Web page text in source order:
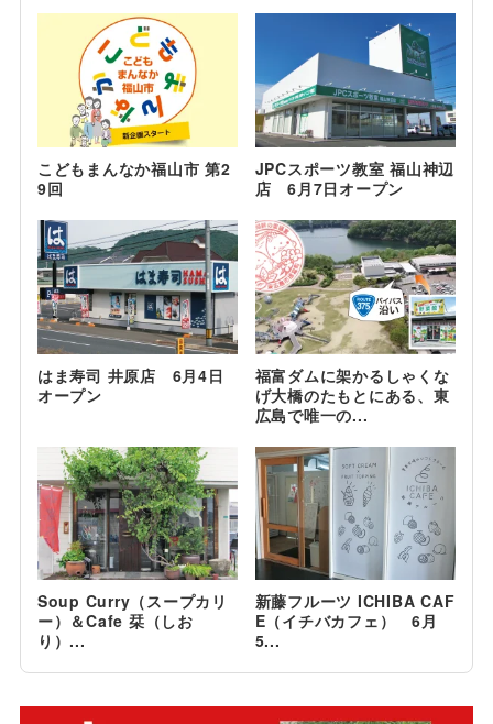
こどもまんなか福山市 第2
9回
JPCスポーツ教室 福山神辺
店 6月7日オープン
はま寿司 井原店 6月4日
オープン
福富ダムに架かるしゃくな
げ大橋のたもとにある、東
広島で唯一の...
Soup Curry（スープカリ
ー）＆Cafe 栞（しお
り）...
新藤フルーツ ICHIBA CAF
E（イチバカフェ） 6月
5...